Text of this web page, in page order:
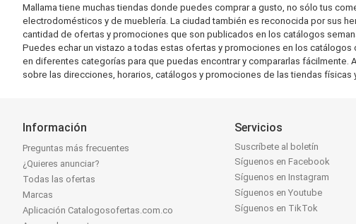
Mallama tiene muchas tiendas donde puedes comprar a gusto, no sólo tus
electrodomésticos y de mueblería. La ciudad también es reconocida por sus
cantidad de ofertas y promociones que son publicados en los catálogos
Puedes echar un vistazo a todas estas ofertas y promociones en los
en diferentes categorías para que puedas encontrar y compararlas fácilmente.
sobre las direcciones, horarios, catálogos y promociones de las tiendas
Información
Preguntas más frecuentes
¿Quieres anunciar?
Todas las ofertas
Marcas
Aplicación Catalogosofertas.com.co
Servicios
Suscríbete al boletín
Síguenos en Facebook
Síguenos en Instagram
Síguenos en Youtube
Síguenos en TikTok